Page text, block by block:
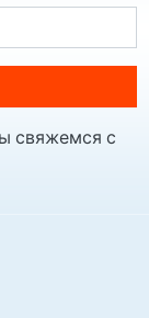
свяжемся с